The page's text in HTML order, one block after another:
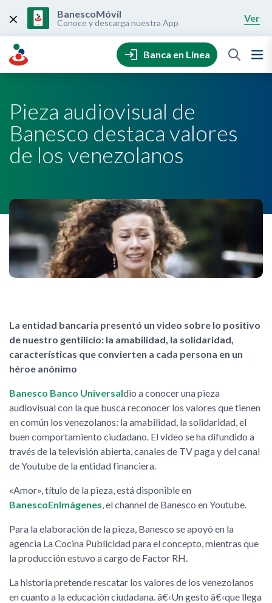
content
BanescoMóvil
Conoce y descarga nuestra App Ver
Banca en Línea
Pieza audiovisual de
Banesco destaca valores
de los venezolanos
La entidad bancaria presentó un video sobre lo positivo
de nuestro gentilicio: la amabilidad, la solidaridad,
características que convierten a cada persona en un
héroe anónimo
Banesco Banco Universaldio a conocer una pieza
audiovisual con la que busca reconocer los valores que tienen
en común los venezolanos: la amabilidad, la solidaridad, el
buen comportamiento ciudadano. El video se ha difundido a
través de la televisión abierta, canales de TV paga y del canal
de Youtube de la entidad financiera.
«Amor», título de la pieza, está disponible en
BanescoEnImágenes , el channel de Banesco en Youtube.
Para la elaboración de la pieza, Banesco se apoyó en la
agencia La Cocina Publicidad para el concepto, mientras que
la producción estuvo a cargo de Factor RH.
La historia pretende rescatar los valores de los venezolanos
en cuanto a la educación ciudadana. â€‹Un gesto â€‹que llega